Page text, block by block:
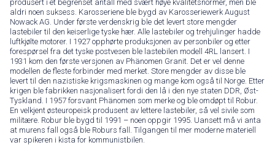
produsert i et begrenset antall med svært høye kvalitetsnormer, men ble
aldri noen suksess. Karosseriene ble bygd av Karosseriewerk August
Nowack AG. Under første verdenskrig ble det levert store mengder
lastebiler til den keiserlige tyske hær. Alle lastebiler og trehjulinger hadde
luftkjølte motorer. I 1927 opphørte produksjonen av personbiler og etter
forespørsel fra det tyske postvesen ble lastebilen modell 4RL lansert. I
1931 kom den første versjonen av Phänomen Granit. Det er vel denne
modellen de fleste forbinder med merket. Store mengder av disse ble
levert til den nazistiske krigsmaskinen og mange kom også til Norge. Etter
krigen ble fabrikken nasjonalisert fordi den lå i den nye staten DDR, Øst-
Tyskland. I 1957 forsvant Phänomen som merke og ble omdøpt til Robur.
En velkjent østeuropeisk produsent av lettere lastebiler, så vel sivile som
militære. Robur ble bygd til 1991 – noen oppgir 1995. Uansett må vi anta
at murens fall også ble Roburs fall. Tilgangen til mer moderne materiell
var spikeren i kista for kommunistbilen.